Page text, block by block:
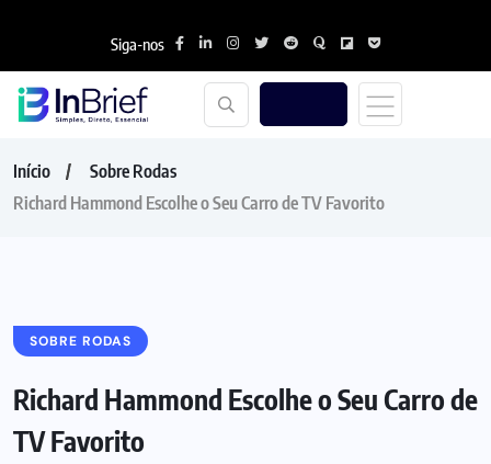
Siga-nos
Início
Sobre Rodas
Richard Hammond Escolhe o Seu Carro de TV Favorito
SOBRE RODAS
Richard Hammond Escolhe o Seu Carro de
TV Favorito